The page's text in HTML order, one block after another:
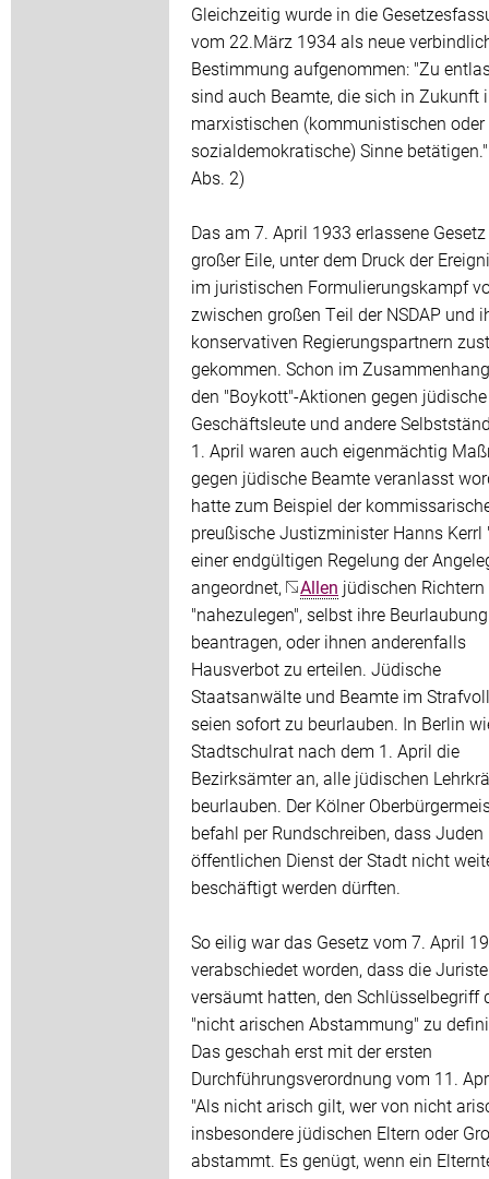
Gleichzeitig wurde in die
vom 22.März 1934 als neue
Bestimmung aufgenommen: "Zu
sind auch Beamte, die sich in Zukunft
marxistischen (kommunistischen oder
sozialdemokratische) Sinne
Abs. 2)
Das am 7. April 1933 erlassene
großer Eile, unter dem Druck der
im juristischen Formulierungskampf
zwischen großen Teil der NSDAP und
konservativen Regierungspartnern
gekommen. Schon im
den "Boykott"-Aktionen gegen jüdische
Geschäftsleute und andere
1. April waren auch eigenmächtig
gegen jüdische Beamte veranlasst
hatte zum Beispiel der
preußische Justizminister Hanns Kerrl
einer endgültigen Regelung der
angeordnet,
Allen jüdischen Richtern
"nahezulegen", selbst ihre
beantragen, oder ihnen anderenfalls
Hausverbot zu erteilen. Jüdische
Staatsanwälte und Beamte im
seien sofort zu beurlauben. In Berlin
Stadtschulrat nach dem 1. April die
Bezirksämter an, alle jüdischen
beurlauben. Der Kölner
befahl per Rundschreiben, dass Juden
öffentlichen Dienst der Stadt nicht
beschäftigt werden dürften.
So eilig war das Gesetz vom 7. April
verabschiedet worden, dass die
versäumt hatten, den Schlüsselbegriff
"nicht arischen Abstammung" zu
Das geschah erst mit der ersten
Durchführungsverordnung vom 11.
"Als nicht arisch gilt, wer von nicht
insbesondere jüdischen Eltern oder
abstammt. Es genügt, wenn ein